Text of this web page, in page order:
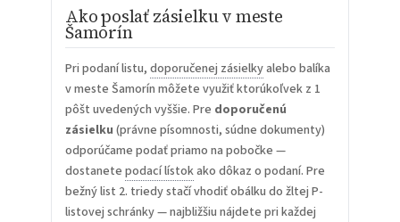
Ako poslať zásielku v meste
Šamorín
Pri podaní listu, doporučenej zásielkyalebo balíka
v meste Šamorín môžete využiť ktorúkoľvek z 1
pôšt uvedených vyššie. Pre doporučenú
zásielku (právne písomnosti, súdne dokumenty)
odporúčame podať priamo na pobočke —
dostanete podací lístokako dôkaz o podaní. Pre
bežný list 2. triedy stačí vhodiť obálku do žltej P-
listovej schránky — najbližšiu nájdete pri každej